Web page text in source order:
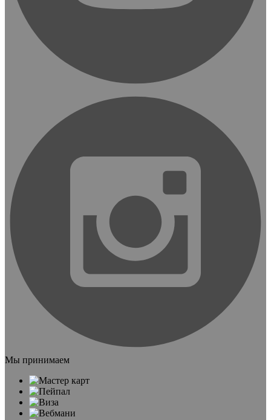
Мы принимаем